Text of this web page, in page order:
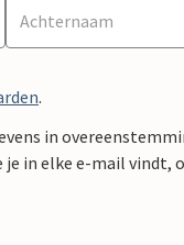
.
in
in elke e-mail vindt,